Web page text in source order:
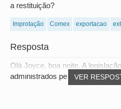
a restituição?
Improtação Comex exportacao
Resposta
VER
Olá Joyce, boa noite, A
administrados pela Receita